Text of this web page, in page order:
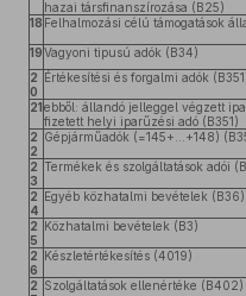
hazai társfinanszírozása (B25)
18 Felhalmozási célú támogatások
19Vagyoni tipusú adók (B34)
2
0
Értékesítési és forgalmi adók
21ebből: állandó jelleggel végzett
fizetett helyi iparűzési adó (B351)
2
2
Gépjárműadók (=145+…+148)
2
3
Termékek és szolgáltatások adói
2
4
Egyéb közhatalmi bevételek (B36)
2
5
Közhatalmi bevételek (B3)
2
6
Készletértékesítés (4019)
2 Szolgáltatások ellenértéke (B402)